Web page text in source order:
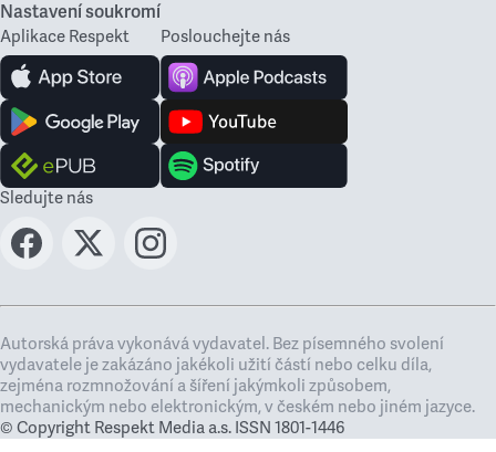
Nastavení soukromí
Aplikace Respekt Poslouchejte nás
Sledujte nás
Autorská práva vykonává vydavatel. Bez písemného svolení
vydavatele je zakázáno jakékoli užití částí nebo celku díla,
zejména rozmnožování a šíření jakýmkoli způsobem,
mechanickým nebo elektronickým, v českém nebo jiném jazyce.
© Copyright Respekt Media a.s. ISSN 1801-1446